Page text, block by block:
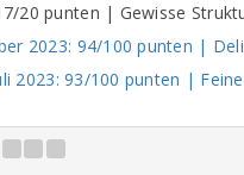
20 punten | Gewisse
2023: 94/100 punten |
2023: 93/100 punten |